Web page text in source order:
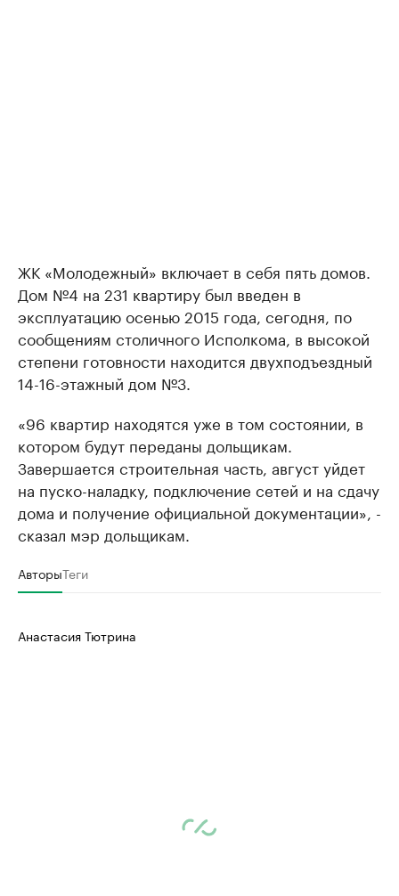
ЖК «Молодежный» включает в себя пять домов.
Дом №4 на 231 квартиру был введен в
эксплуатацию осенью 2015 года, сегодня, по
сообщениям столичного Исполкома, в высокой
степени готовности находится двухподъездный
14-16-этажный дом №3.
«96 квартир находятся уже в том состоянии, в
котором будут переданы дольщикам.
Завершается строительная часть, август уйдет
на пуско-наладку, подключение сетей и на сдачу
дома и получение официальной документации», -
сказал мэр дольщикам.
АвторыТеги
Анастасия Тютрина